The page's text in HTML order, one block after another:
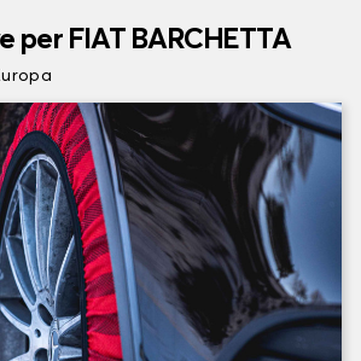
per FIAT BARCHETTA